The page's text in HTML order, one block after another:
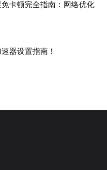
卡顿完全指南：网络优化
器设置指南！